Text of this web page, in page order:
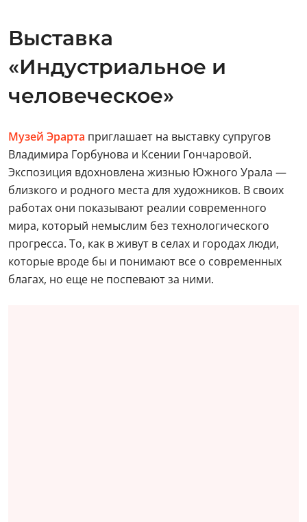
Выставка
«Индустриальное и
человеческое»
Музей Эрарта приглашает на выставку супругов
Владимира Горбунова и Ксении Гончаровой.
Экспозиция вдохновлена жизнью Южного Урала —
близкого и родного места для художников. В своих
работах они показывают реалии современного
мира, который немыслим без технологического
прогресса. То, как в живут в селах и городах люди,
которые вроде бы и понимают все о современных
благах, но еще не поспевают за ними.